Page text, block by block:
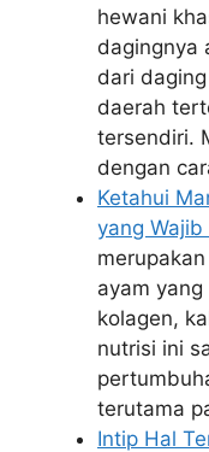
hewani
dagingnya
dari
daerah
tersendiri.
dengan
Ketahui
yang Wajib
ayam
kolagen,
nutrisi ini
terutama
Intip Hal